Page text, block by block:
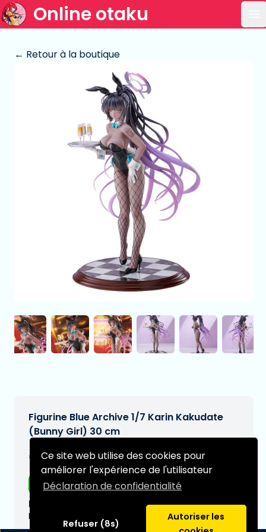
Ce site web utilise des cookies pour
améliorer l'expérience de l'utilisateur
Déclaration de confidentialité
Refuser (8s)
Autoriser les
Online otaku
← Retour à la boutique
Figurine Blue Archive 1/7 Karin Kakudate
(Bunny Girl) 30 cm
€203,99[Sous réserve de modifications]
Livraison gratuite
Date de livraison prévue:
N/A